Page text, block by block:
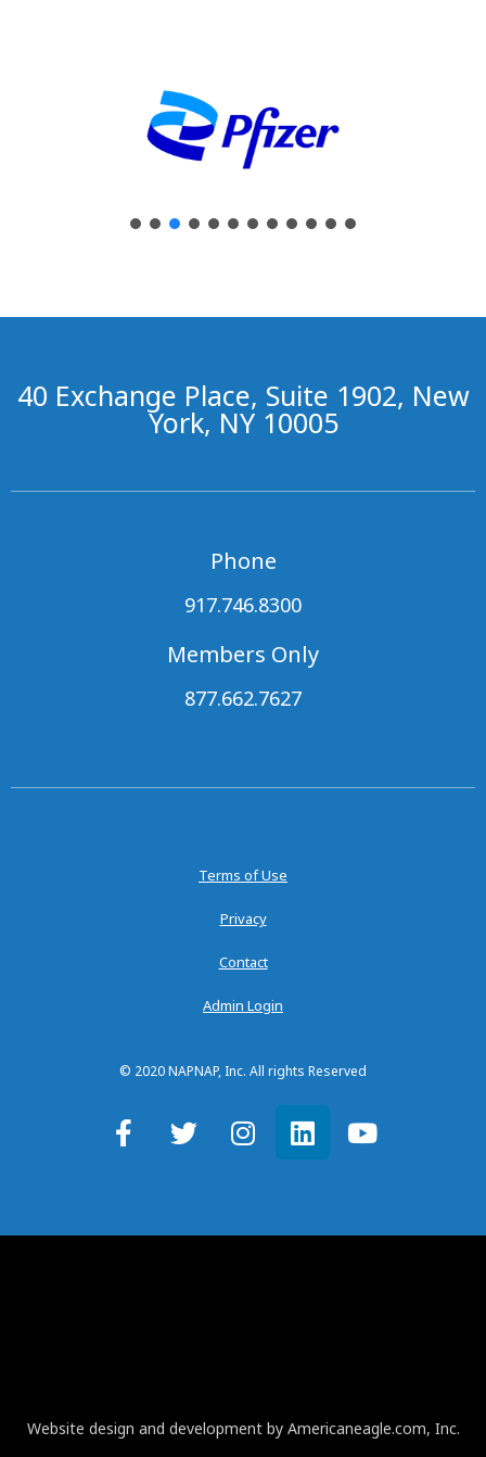
40 Exchange Place, Suite 1902, New
York, NY 10005
Phone
917.746.8300
Members Only
877.662.7627
Terms of Use
Privacy
Contact
Admin Login
© 2020 NAPNAP, Inc. All rights Reserved
Website design and development by Americaneagle.com, Inc.